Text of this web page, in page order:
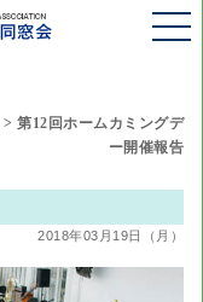
> 第12回ホームカミングデ
ー開催報告
2018年03月19日（月）